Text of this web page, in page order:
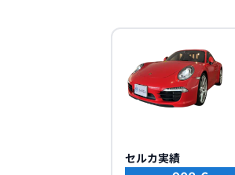
セルカ実績